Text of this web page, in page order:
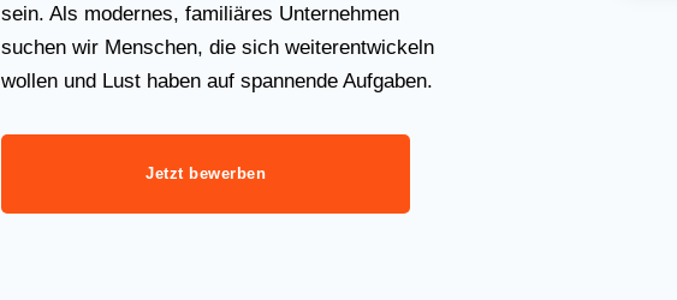
sein. Als modernes, familiäres Unternehmen
suchen wir Menschen, die sich weiterentwickeln
wollen und Lust haben auf spannende Aufgaben.
Jetzt bewerben